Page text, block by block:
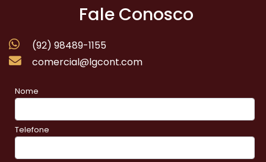
Fale Conosco
(92) 98489-1155
comercial@lgcont.com
Nome
Telefone